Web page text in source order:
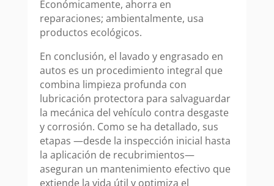
Económicamente, ahorra en
reparaciones; ambientalmente, usa
productos ecológicos.
En conclusión, el lavado y engrasado en
autos es un procedimiento integral que
combina limpieza profunda con
lubricación protectora para salvaguardar
la mecánica del vehículo contra desgaste
y corrosión. Como se ha detallado, sus
etapas —desde la inspección inicial hasta
la aplicación de recubrimientos—
aseguran un mantenimiento efectivo que
extiende la vida útil y optimiza el